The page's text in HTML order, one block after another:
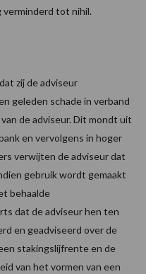
verminderd tot nihil.
zij de adviseur
geleden schade in verband
de adviseur. Dit mondt uit
en vervolgens in hoger
verwijten de adviseur dat
gebruik wordt gemaakt
behaalde
dat de adviseur hen ten
en geadviseerd over de
stakingslijfrente en de
van het vormen van een